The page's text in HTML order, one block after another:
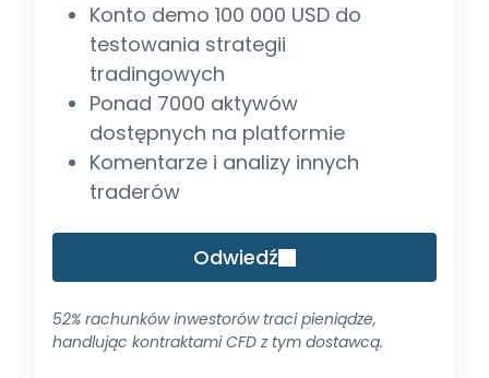
Konto demo 100 000 USD do
testowania strategii
tradingowych
Ponad 7000 aktywów
dostępnych na platformie
Komentarze i analizy innych
traderów
Odwiedź
52% rachunków inwestorów traci pieniądze,
handlując kontraktami CFD z tym dostawcą.